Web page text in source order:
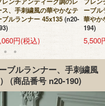
ス、手刺繍風の華やかなテ
ブルランナー 45x135 (n20-
円(税込)
ーブル
華やか
194)
5,500
ブルランナー、手刺繍風
(商品番号 n20-190)